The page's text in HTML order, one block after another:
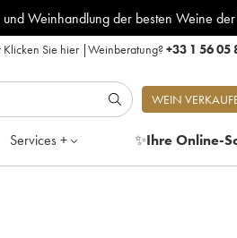
und Weinhandlung der besten Weine
Klicken Sie hier|Weinberatung?+33 1 56 05
WEIN
Services + ✨Ihre Online-